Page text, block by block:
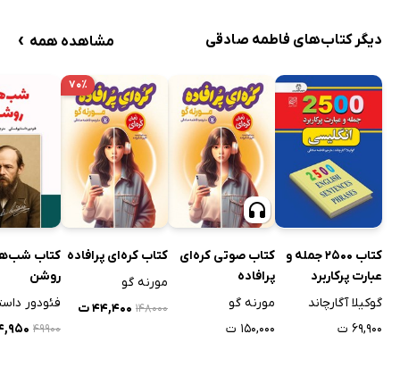
دیگر کتاب‌های فاطمه صادقی مشاهده همه ›
کتاب 2500 جمله و
عبارت پرکاربرد
انگلیسی
گوکیلا آگارچاند
۶۹,۹۰۰ ت
کتاب صوتی کره‌ای
پرافاده
مورنه گو
۱۵۰,۰۰۰ ت
۷۰٪
کتاب کره‌ای پرافاده
مورنه گو
۱۴۸۰۰۰ ۴۴,۴۰۰ ت
کتاب
روشن
۴۹۹۰۰